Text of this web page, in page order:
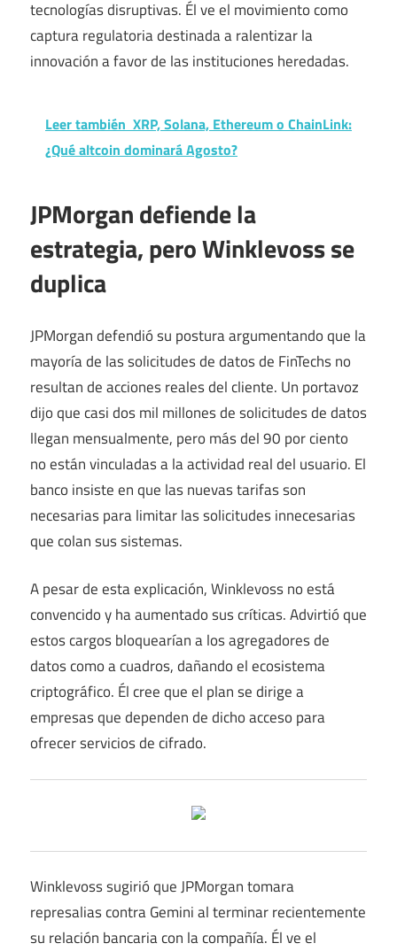
tecnologías disruptivas. Él ve el movimiento como
captura regulatoria destinada a ralentizar la
innovación a favor de las instituciones heredadas.
Leer también XRP, Solana, Ethereum o ChainLink:
¿Qué altcoin dominará Agosto?
JPMorgan defiende la
estrategia, pero Winklevoss se
duplica
JPMorgan defendió su postura argumentando que la
mayoría de las solicitudes de datos de FinTechs no
resultan de acciones reales del cliente. Un portavoz
dijo que casi dos mil millones de solicitudes de datos
llegan mensualmente, pero más del 90 por ciento
no están vinculadas a la actividad real del usuario. El
banco insiste en que las nuevas tarifas son
necesarias para limitar las solicitudes innecesarias
que colan sus sistemas.
A pesar de esta explicación, Winklevoss no está
convencido y ha aumentado sus críticas. Advirtió que
estos cargos bloquearían a los agregadores de
datos como a cuadros, dañando el ecosistema
criptográfico. Él cree que el plan se dirige a
empresas que dependen de dicho acceso para
ofrecer servicios de cifrado.
Winklevoss sugirió que JPMorgan tomara
represalias contra Gemini al terminar recientemente
su relación bancaria con la compañía. Él ve el